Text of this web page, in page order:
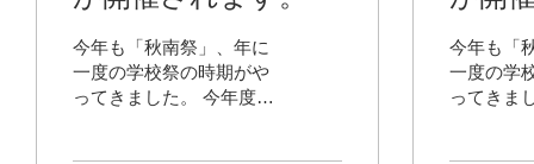
今年も「秋南祭」、年に
一度の学校祭の時期がや
ってきました。 今年度の
今年も「
一度の学
ってきま